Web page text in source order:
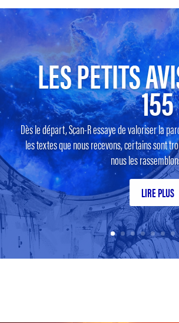
LES PETITS
155
Dès le départ, Scan-R essaye de valoriser la
les textes que nous recevons, certains sont
nous les
LIRE PLUS